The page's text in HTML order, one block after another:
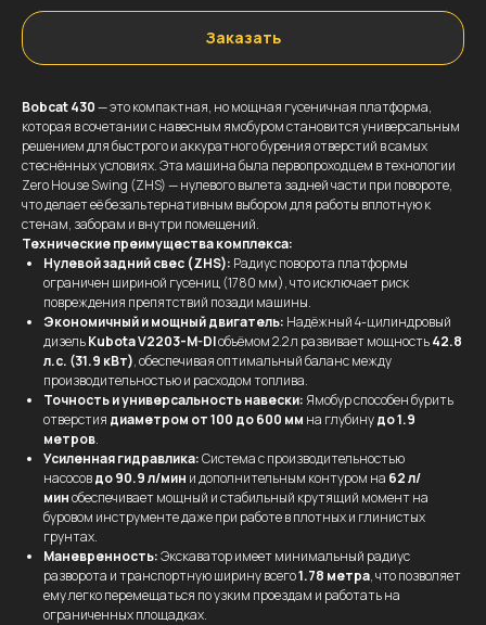
Заказать
Bobcat 430— это компактная, но мощная гусеничная платформа,
которая в сочетании с навесным ямобуром становится универсальным
решением для быстрого и аккуратного бурения отверстий в самых
стеснённых условиях. Эта машина была первопроходцем в технологии
Zero House Swing (ZHS) — нулевого вылета задней части при повороте,
что делает её безальтернативным выбором для работы вплотную к
стенам, заборам и внутри помещений.
Технические преимущества комплекса:
Нулевой задний свес (ZHS): Радиус поворота платформы
ограничен шириной гусениц (1780 мм), что исключает риск
повреждения препятствий позади машины.
Экономичный и мощный двигатель: Надёжный 4-цилиндровый
дизельKubota V2203-M-DIобъёмом 2.2 л развивает мощность42.8
л.с. (31.9 кВт), обеспечивая оптимальный баланс между
производительностью и расходом топлива.
Точность и универсальность навески: Ямобур способен бурить
отверстия диаметром от 100 до 600 мм на глубинудо 1.9
метров.
Усиленная гидравлика:Система с производительностью
насосовдо 90.9 л/мин и дополнительным контуром на 62 л/
минобеспечивает мощный и стабильный крутящий момент на
буровом инструменте даже при работе в плотных и глинистых
грунтах.
Маневренность:Экскаватор имеет минимальный радиус
разворота и транспортную ширину всего1.78 метра, что позволяет
ему легко перемещаться по узким проездам и работать на
ограниченных площадках.